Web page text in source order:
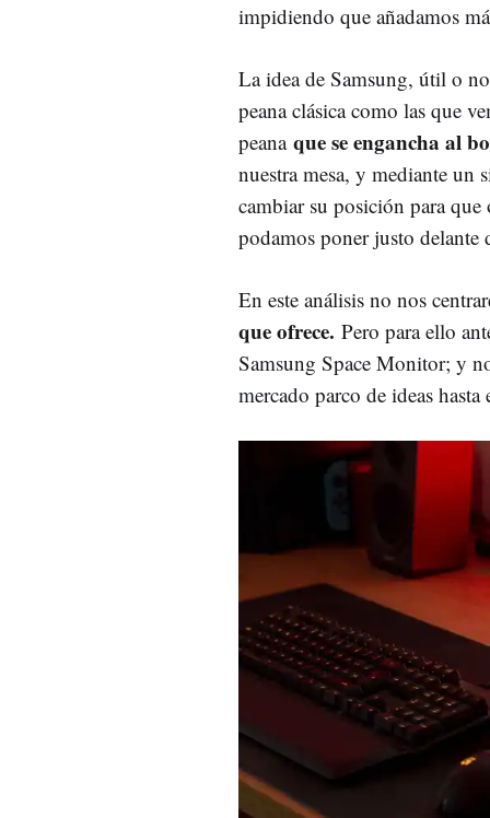
impidiendo que añadamos
La idea de Samsung, útil o
peana clásica como las que
peana que se engancha al
nuestra mesa, y mediante un
cambiar su posición para
podamos poner justo delante
En este análisis no nos
que ofrece. Pero para ello
Samsung Space Monitor; y
mercado parco de ideas